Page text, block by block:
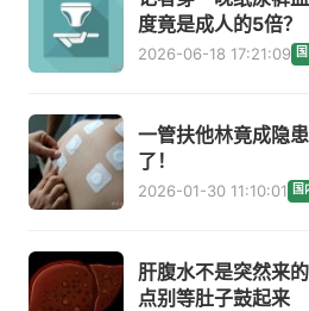
度竟是成人的5倍？
2026-06-18 17:21:09
一管扶他林竟成隐
了！
2026-01-30 11:10:01 国
肝腹水不是突然来
点别等肚子鼓起来